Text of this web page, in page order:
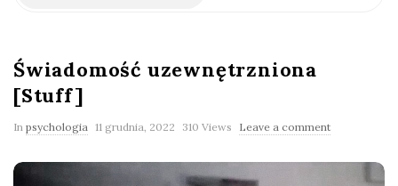
y
ś
l
Świadomość uzewnętrzniona
[Stuff]
In psychologia 11 grudnia, 2022 310 Views Leave a comment